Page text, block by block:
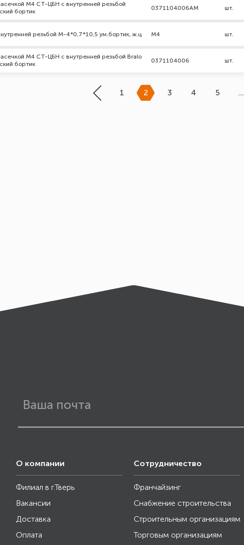
М4 СТ-ЦБН с внутренней резьбой
бортик
0371104006АМ шт.
резьбой М-4*0,7*10,5 ум.бортик, ж.ц М4 шт.
М4 СТ-ЦБН с внутренней резьбой Bralo
бортик
0371104006 шт.
1 2 3 4 5 …
О компании
Филиал в г.Тверь
Вакансии
Доставка
Оплата
Сотрудничество
Франчайзинг
Снабжение строительства
Строительным организациям
Торговым организациям